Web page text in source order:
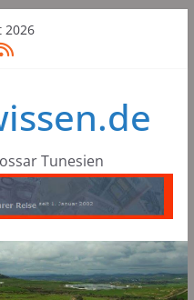
2026
Tunesien